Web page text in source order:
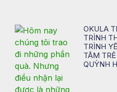
OKULA
TRÌNH
TRÌNH
TÂM
QUỲNH